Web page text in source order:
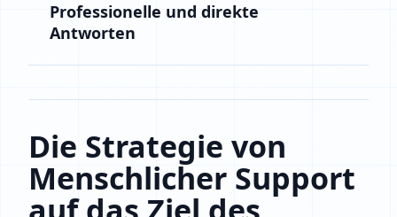
Professionelle und direkte
Antworten
Die Strategie von
Menschlicher Support